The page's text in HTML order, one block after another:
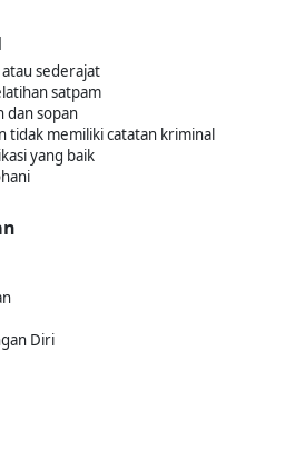
sederajat
satpam
dan sopan
tidak memiliki catatan kriminal
yang baik
Diri